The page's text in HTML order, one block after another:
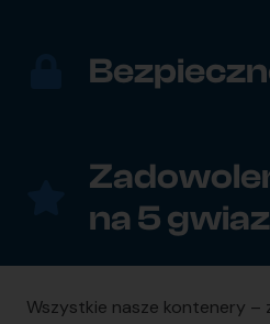
na 5
Wszystkie nasze kontenery –